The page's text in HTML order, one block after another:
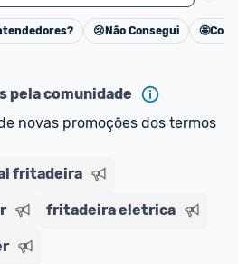
Cancelar
😢 Não Consegui 🤩
pela comunidade
novas promoções dos termos
fritadeira
fritadeira eletrica